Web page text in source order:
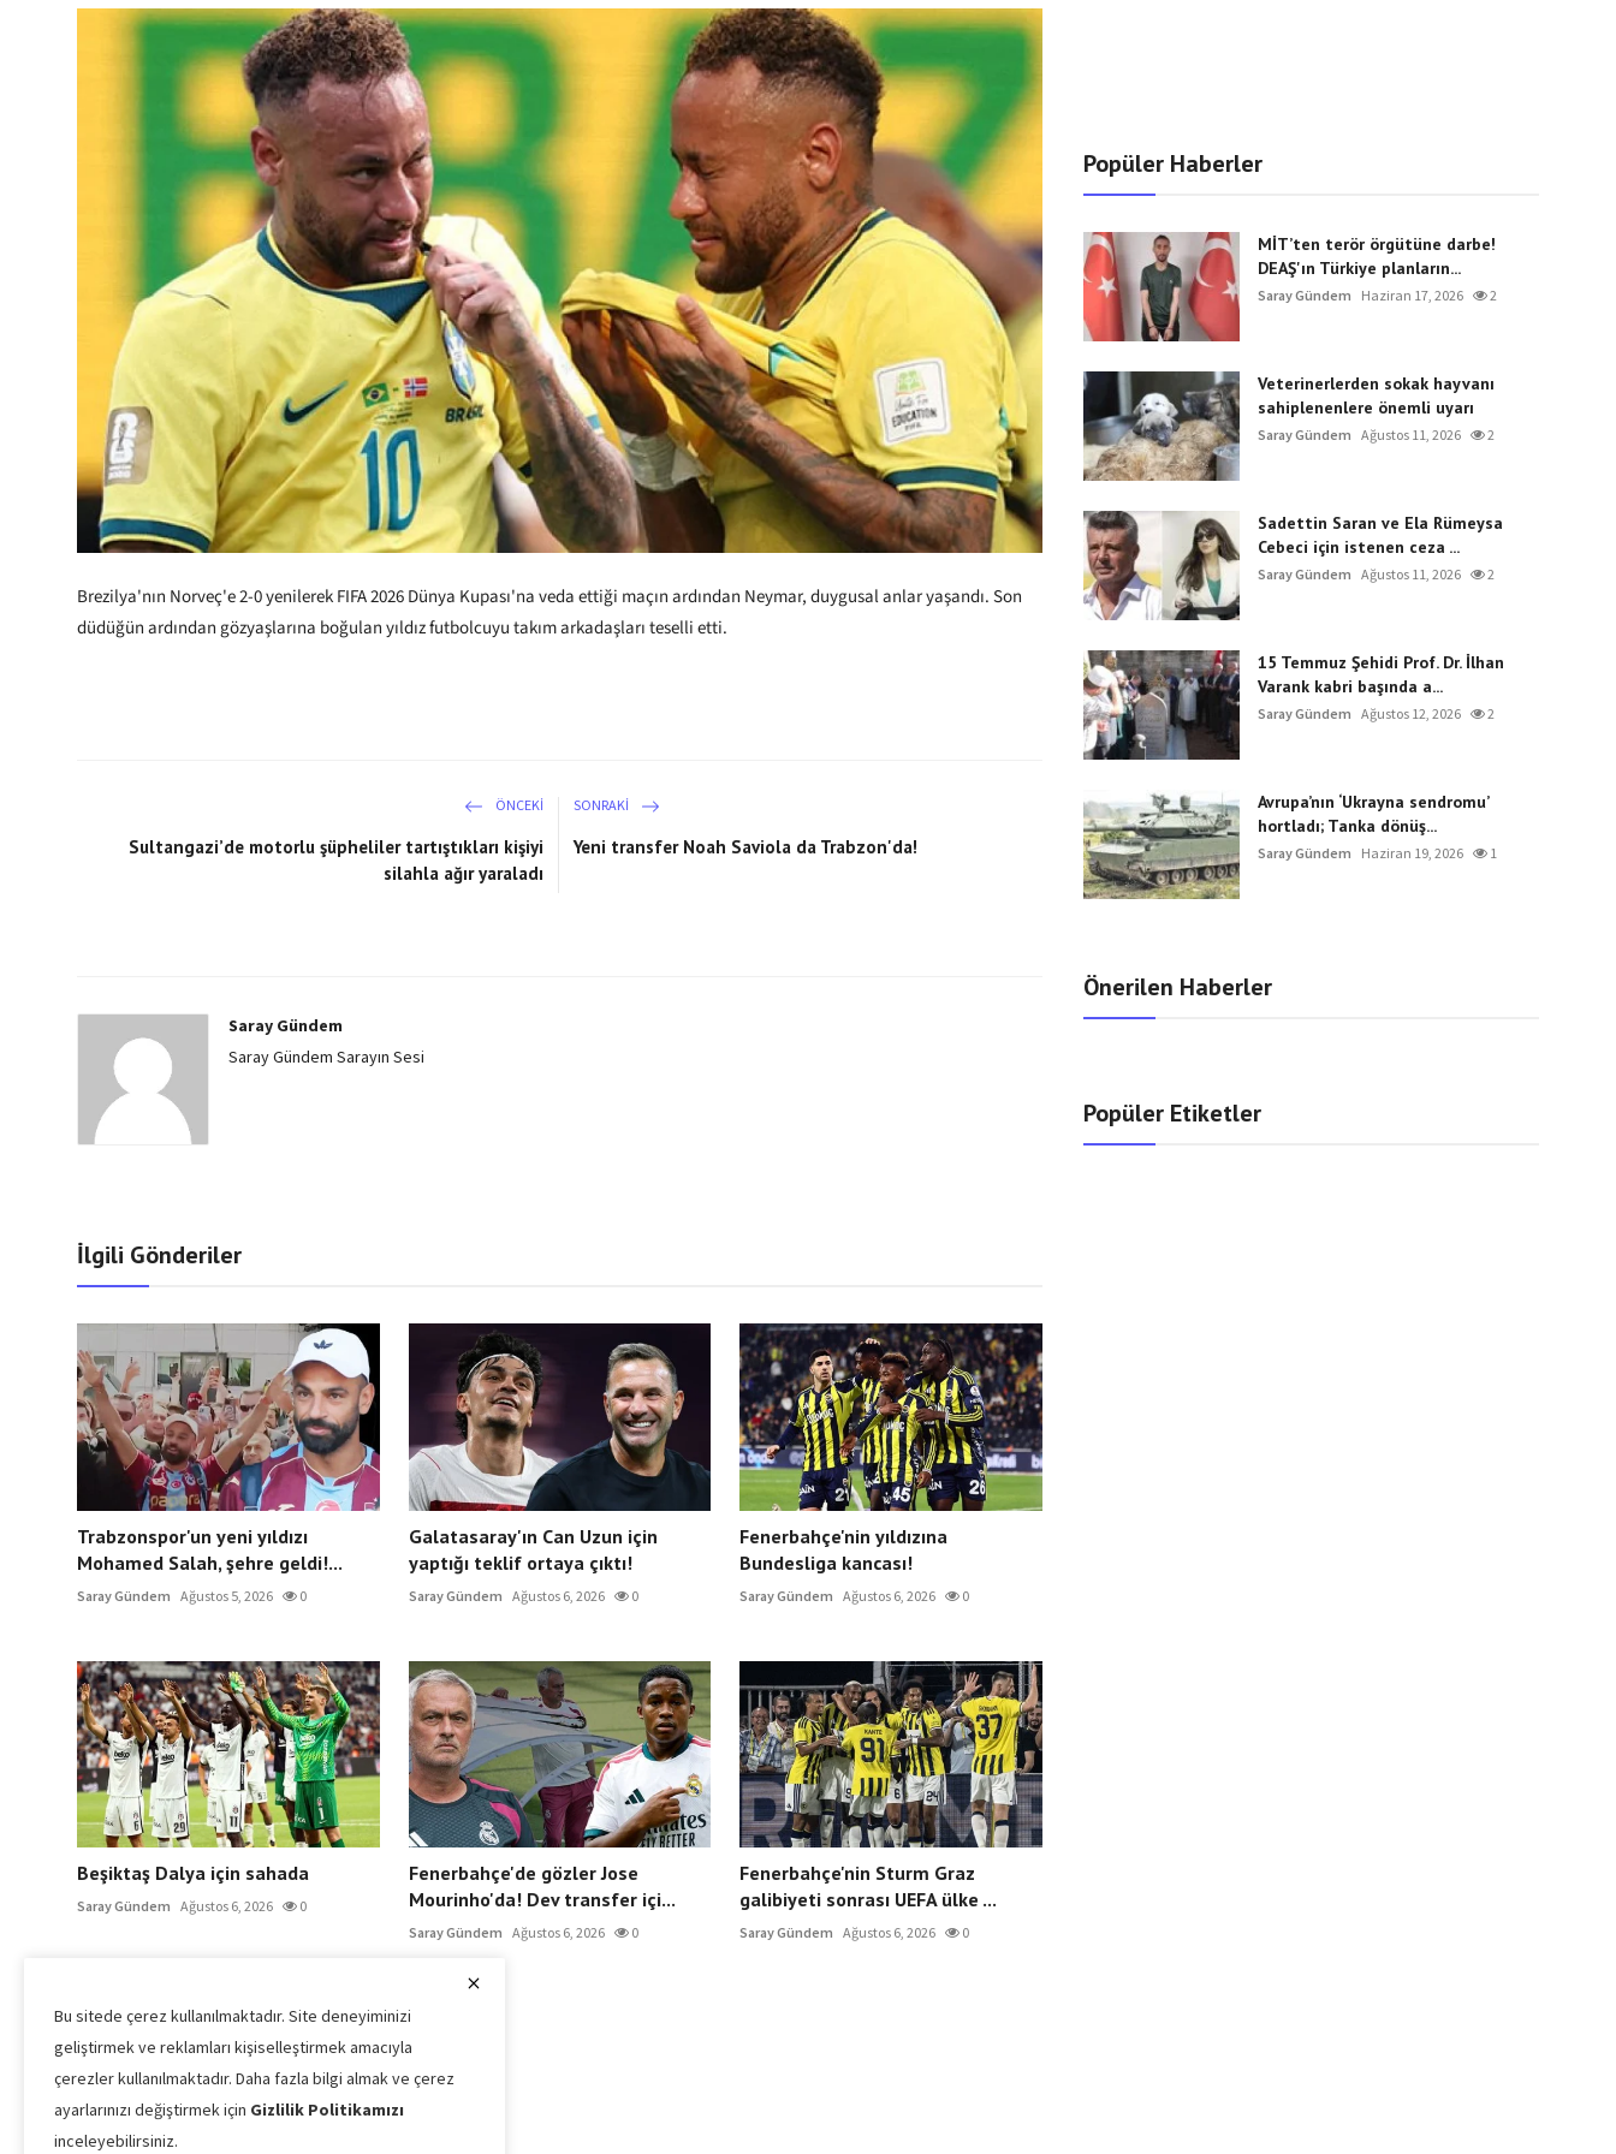
Brezilya'nın Norveç'e 2-0 yenilerek FIFA 2026 Dünya Kupası'na veda ettiği maçın ardından Neymar, duygusal anlar yaşandı. Son
düdüğün ardından gözyaşlarına boğulan yıldız futbolcuyu takım arkadaşları teselli etti.
ÖNCEKI
Sultangazi’de motorlu şüpheliler tartıştıkları kişiyi
silahla ağır yaraladı
SONRAKI
Yeni transfer Noah Saviola da Trabzon'da!
Saray Gündem
Saray Gündem Sarayın Sesi
İlgili Gönderiler
Trabzonspor'un yeni yıldızı
Mohamed Salah, şehre geldi!...
Saray Gündem Ağustos 5, 2026 0
Galatasaray'ın Can Uzun için
yaptığı teklif ortaya çıktı!
Saray Gündem Ağustos 6, 2026 0
Fenerbahçe'nin yıldızına
Bundesliga kancası!
Saray Gündem Ağustos 6, 2026 0
Beşiktaş Dalya için sahada
Saray Gündem Ağustos 6, 2026 0
Fenerbahçe'de gözler Jose
Mourinho'da! Dev transfer içi...
Saray Gündem Ağustos 6, 2026 0
Fenerbahçe'nin Sturm Graz
galibiyeti sonrası UEFA ülke ...
Saray Gündem Ağustos 6, 2026 0
Popüler Haberler
MİT’ten terör örgütüne darbe!
DEAŞ'ın Türkiye planların...
Saray Gündem Haziran 17, 2026 2
Veterinerlerden sokak hayvanı
sahiplenenlere önemli uyarı
Saray Gündem Ağustos 11, 2026 2
Sadettin Saran ve Ela Rümeysa
Cebeci için istenen ceza ...
Saray Gündem Ağustos 11, 2026 2
15 Temmuz Şehidi Prof. Dr. İlhan
Varank kabri başında a...
Saray Gündem Ağustos 12, 2026 2
Avrupa’nın ‘Ukrayna sendromu’
hortladı; Tanka dönüş...
Saray Gündem Haziran 19, 2026 1
Önerilen Haberler
Popüler Etiketler
Bu sitede çerez kullanılmaktadır. Site deneyiminizi
geliştirmek ve reklamları kişiselleştirmek amacıyla
çerezler kullanılmaktadır. Daha fazla bilgi almak ve çerez
ayarlarınızı değiştirmek için Gizlilik Politikamızı
inceleyebilirsiniz.